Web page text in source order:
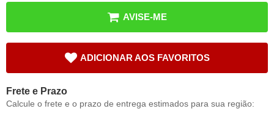
AVISE-ME
ADICIONAR AOS FAVORITOS
Frete e Prazo
Calcule o frete e o prazo de entrega estimados para sua região: